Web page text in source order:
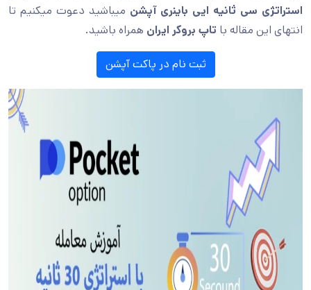
استراتژی سی ثانیه ایی باینری آپشن میباشید دعوت میکنیم تا
انتهای این مقاله با تاپ بروکر ایران همراه باشید.
ثبت نام در پاکت آپشن